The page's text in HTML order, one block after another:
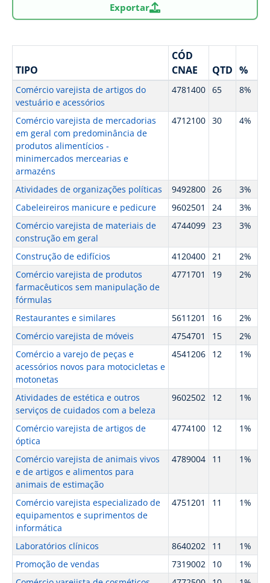
Exportar
TIPO
CÓD
CNAE
QTD %
Comércio varejista de artigos do
vestuário e acessórios
4781400 65 8%
Comércio varejista de mercadorias
em geral com predominância de
produtos alimentícios -
minimercados mercearias e
armazéns
4712100 30 4%
Atividades de organizações políticas 9492800 26
3%
Cabeleireiros manicure e pedicure
9602501 24
3%
Comércio varejista de materiais de
construção em geral
4744099 23 3%
Construção de edifícios 4120400 21
2%
Comércio varejista de produtos
farmacêuticos sem manipulação de
fórmulas
4771701 19 2%
Restaurantes e similares 5611201 16
2%
Comércio varejista de móveis
4754701 15
2%
Comércio a varejo de peças e
acessórios novos para motocicletas e
motonetas
4541206 12 1%
Atividades de estética e outros
serviços de cuidados com a beleza
9602502 12 1%
Comércio varejista de artigos de
óptica
4774100 12 1%
Comércio varejista de animais vivos
e de artigos e alimentos para
animais de estimação
4789004 11 1%
Comércio varejista especializado de
equipamentos e suprimentos de
informática
4751201 11 1%
Laboratórios clínicos 8640202 11
1%
Promoção de vendas
7319002 10
1%